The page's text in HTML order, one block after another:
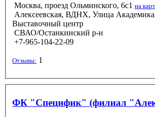
Москва, проезд Ольминского, 6с1 на
Алексеевская, ВДНХ, Улица Академика
Выставочный центр
СВАО/Останкинский р-н
+7-965-104-22-09
Отзывы: 1
ФК "Специфик" (филиал